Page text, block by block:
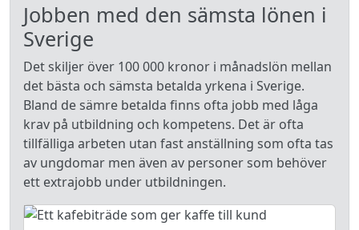
Jobben med den sämsta lönen i
Sverige
Det skiljer över 100 000 kronor i månadslön mellan
det bästa och sämsta betalda yrkena i Sverige.
Bland de sämre betalda finns ofta jobb med låga
krav på utbildning och kompetens. Det är ofta
tillfälliga arbeten utan fast anställning som ofta tas
av ungdomar men även av personer som behöver
ett extrajobb under utbildningen.